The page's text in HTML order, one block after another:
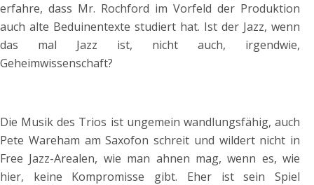
erfahre, dass Mr. Rochford im Vorfeld der Produktion
auch alte Beduinentexte studiert hat. Ist der Jazz, wenn
das mal Jazz ist, nicht auch, irgendwie,
Geheimwissenschaft?
Die Musik des Trios ist ungemein wandlungsfähig, auch
Pete Wareham am Saxofon schreit und wildert nicht in
Free Jazz-Arealen, wie man ahnen mag, wenn es, wie
hier,
keine Kompromisse gibt. Eher ist sein Spiel